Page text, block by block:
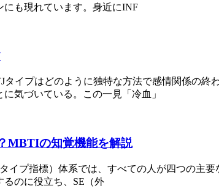
も現れています。身近にINF
イプはどのように独特な方法で感情関係の
気づいている。この一見「冷血」
MBTIの知覚機能を解説
イプ指標）体系では、すべての人が四つの主
のに役立ち、SE（外